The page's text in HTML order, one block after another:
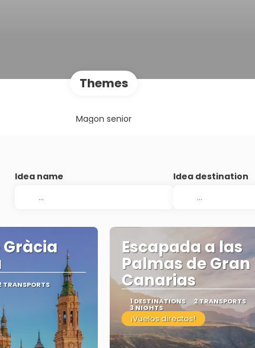
Themes
Magon senior
Idea name Idea destination
Gràcia
TRANSPORTS
Escapada a las
Palmas de Gran
Canarias
1 DESTINATIONS 2 TRANSPORTS
3 NIGHTS
¡Vuelos directos!